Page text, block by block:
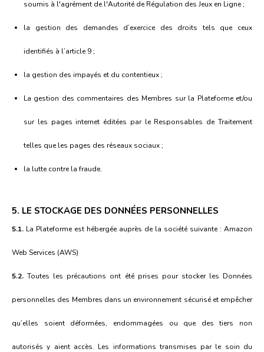
soumis à l'agrément de l'Autorité de Régulation des Jeux en Ligne ;
la gestion des demandes d’exercice des droits tels que ceux
identifiés à l’article 9 ;
la gestion des impayés et du contentieux ;
La gestion des commentaires des Membres sur la Plateforme et/ou
sur les pages internet éditées par le Responsables de Traitement
telles que les pages des réseaux sociaux ;
la lutte contre la fraude.
5. LE STOCKAGE DES DONNÉES PERSONNELLES
5.1. La Plateforme est hébergée auprès de la société suivante : Amazon
Web Services (AWS)
5.2. Toutes les précautions ont été prises pour stocker les Données
personnelles des Membres dans un environnement sécurisé et empêcher
qu’elles soient déformées, endommagées ou que des tiers non
autorisés y aient accès. Les informations transmises par le soin du